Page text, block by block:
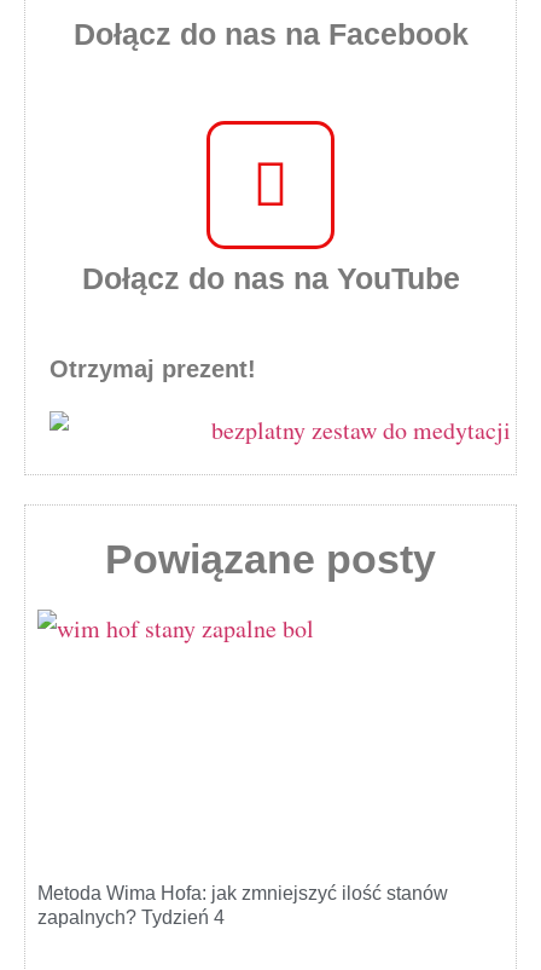
Dołącz do nas na Facebook
Dołącz do nas na YouTube
Otrzymaj prezent!
Powiązane posty
Metoda Wima Hofa: jak zmniejszyć ilość stanów
zapalnych? Tydzień 4